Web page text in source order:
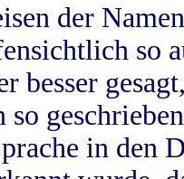
der
so
besser
so
in